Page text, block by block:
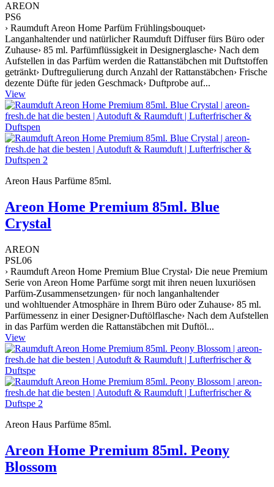
AREON
PS6
› Raumduft Areon Home Parfüm Frühlingsbouquet›
Langanhaltender und natürlicher Raumduft Diffuser fürs Büro oder
Zuhause› 85 ml. Parfümflüssigkeit in Designerglasche› Nach dem
Aufstellen in das Parfüm werden die Rattanstäbchen mit Duftstoffen
getränkt› Duftregulierung durch Anzahl der Rattanstäbchen› Frische
dezente Düfte für jeden Geschmack› Duftprobe auf...
View
Areon Haus Parfüme 85ml.
Areon Home Premium 85ml. Blue
Crystal
AREON
PSL06
› Raumduft Areon Home Premium Blue Crystal› Die neue Premium
Serie von Areon Home Parfüme sorgt mit ihren neuen luxuriösen
Parfüm-Zusammensetzungen› für noch langanhaltender
und wohltuender Atmosphäre in Ihrem Büro oder Zuhause› 85 ml.
Parfümessenz in einer Designer›Duftölflasche› Nach dem Aufstellen
in das Parfüm werden die Rattanstäbchen mit Duftöl...
View
Areon Haus Parfüme 85ml.
Areon Home Premium 85ml. Peony
Blossom